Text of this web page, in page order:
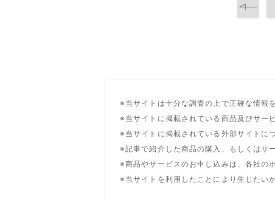
※当サイトは十分な調査の上で正確な情報
※当サイトに掲載されている商品及びサー
※当サイトに掲載されている外部サイトに
※記事で紹介した商品の購入、もしくはサ
※商品やサービスのお申し込みは、各社の
※当サイトを利用したことにより生じたい